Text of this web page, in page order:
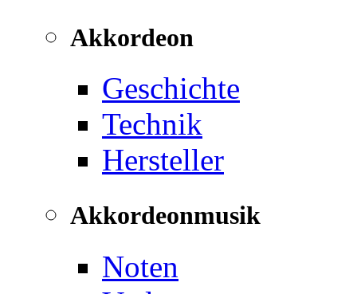
Akkordeon
Geschichte
Technik
Hersteller
Akkordeonmusik
Noten